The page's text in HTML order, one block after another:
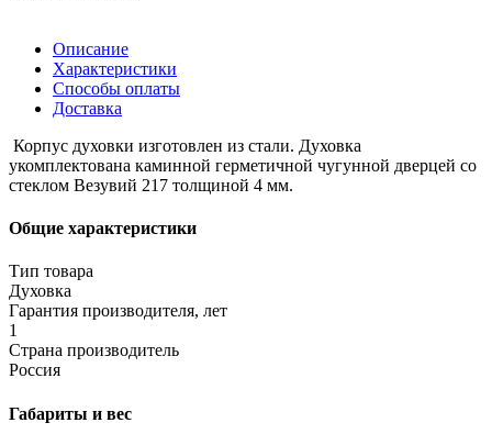
Описание
Характеристики
Способы оплаты
Доставка
Корпус духовки изготовлен из стали. Духовка
укомплектована каминной герметичной чугунной дверцей со
стеклом Везувий 217 толщиной 4 мм.
Общие характеристики
Тип товара
Духовка
Гарантия производителя, лет
1
Страна производитель
Россия
Габариты и вес